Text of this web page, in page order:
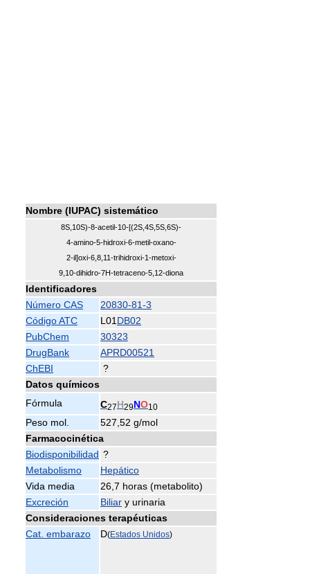
Nombre (IUPAC) sistemático
8S,10S)-8-acetil-10-[(2S,4S,5S,6S)-
4-amino-5-hidroxi-6-metil-oxano-
2-il]oxi-6,8,11-trihidroxi-1-metoxi-
9,10-dihidro-7H-tetraceno-5,12-diona
Identificadores
Número CAS
20830-81-3
Código ATC
L01 DB02
PubChem
30323
DrugBank
APRD00521
ChEBI
?
Datos químicos
Fórmula
C27H29NO10
Peso mol.
527,52 g/mol
Farmacocinética
Biodisponibilidad ?
Metabolismo
Hepático
Vida media
26,7 horas (metabolito)
Excreción
Biliar y urinaria
Consideraciones terapéuticas
Cat. embarazo
D(Estados Unidos)